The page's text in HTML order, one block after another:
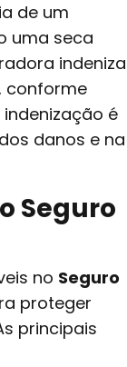
de um
uma seca
indeniza
conforme
é
danos e na
Seguro
no Seguro
proteger
principais